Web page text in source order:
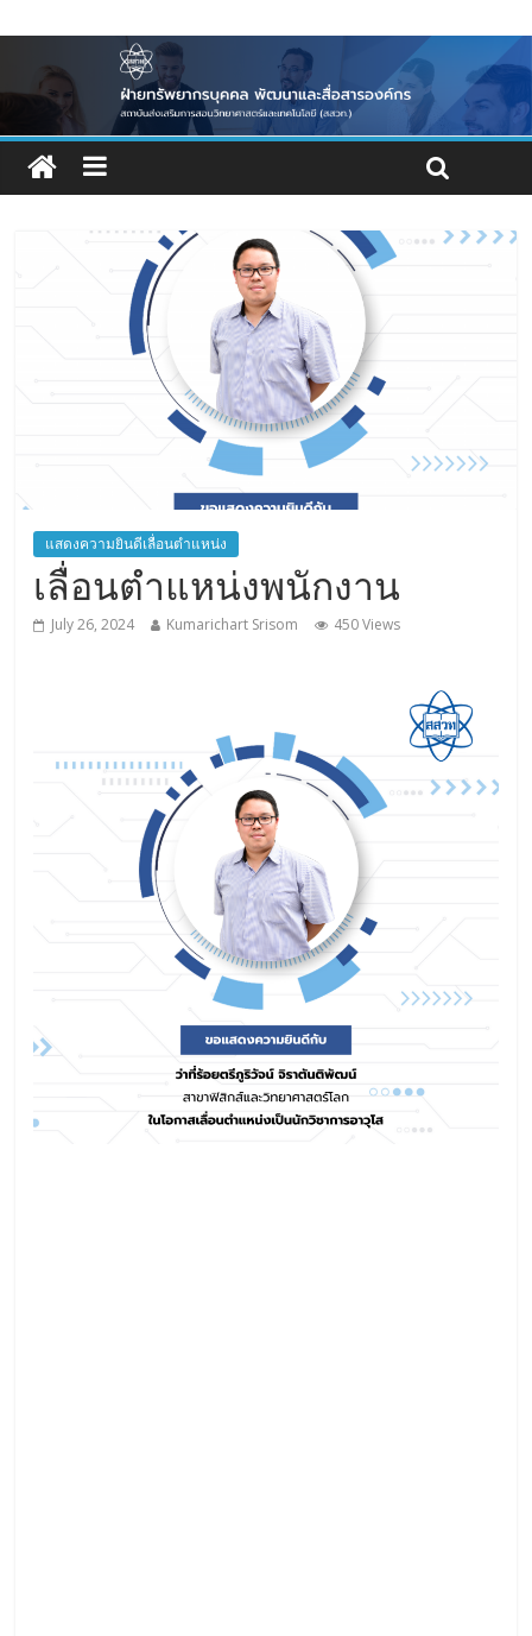
แสดงความยินดีเลื่อนตำแหน่ง
เลื่อนตำแหน่งพนักงาน
July 26, 2024 Kumarichart Srisom 450 Views